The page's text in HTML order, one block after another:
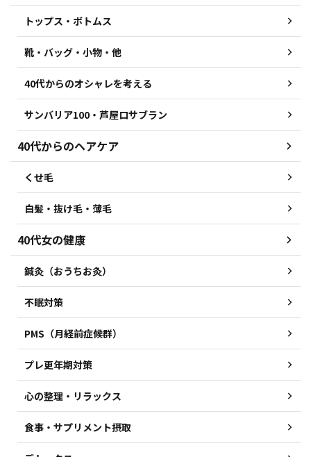
トップス・ボトムス
靴・バッグ・小物・他
40代からのオシャレを考える
サンバリア100・芦屋ロサブラン
40代からのヘアケア
くせ毛
白髪・抜け毛・薄毛
40代女の健康
鍼灸（おうちお灸）
不眠対策
PMS（月経前症候群）
プレ更年期対策
心の整理・リラックス
食事・サプリメント摂取